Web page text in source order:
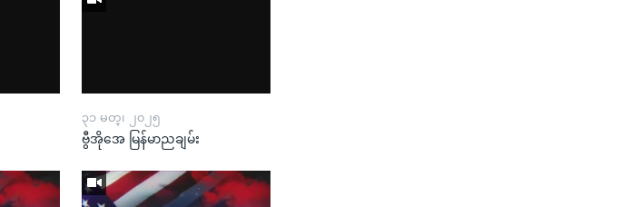
၃၁ မတ္၊ ၂၀၂၅
ဗွီအိုအေ မြန်မာညချမ်း